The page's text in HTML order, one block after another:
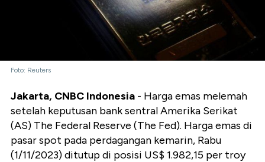
Foto: Reuters
Jakarta, CNBC Indonesia - Harga emas melemah
setelah keputusan bank sentral Amerika Serikat
(AS) The Federal Reserve (The Fed). Harga emas di
pasar spot pada perdagangan kemarin, Rabu
(1/11/2023) ditutup di posisi US$ 1.982,15 per troy